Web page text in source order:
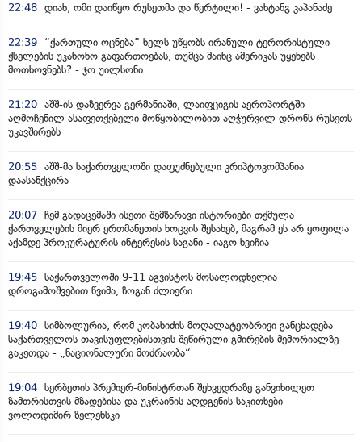
22:48 დიახ, ომი დაიწყო რუსეთმა და წერტილი! - ვახტანგ კაპანაძე
22:39
“ქართული ოცნება” ხელს უწყობს ირანული ტერორისტული
ქსელების უკანონო გაფართოებას, თუმცა მაინც ამერიკას უყენებს
მოთხოვნებს? - ჯო უილსონი
21:20 აშშ-ის დაზვერვა გერმანიაში, ლაიფციგის აეროპორტში
აღმოჩენილ ასაფეთქებელი მოწყობილობით აღჭურვილ დრონს რუსეთს
უკავშირებს
20:55 აშშ-მა საქართველოში დაფუძნებული კრიპტოკომპანია
დაასანქცირა
20:07 ჩემ გადაცემაში ისეთი შემზარავი ისტორიები თქმულა
ქართველების მიერ ერთმანეთის ხოცვის შესახებ, მაგრამ ეს არ ყოფილა
აქამდე პროკურატურის ინტერესის საგანი - იაგო ხვიჩია
19:45 საქართველოში 9-11 აგვისტოს მოსალოდნელია
დროგამოშვებით წვიმა, ზოგან ძლიერი
19:40 სიმბოლურია, რომ კობახიძის მოღალატეობრივი განცხადება
საქართველოს თავისუფლებისთვის შეწირული გმირების მემორიალზე
გაკეთდა - „ნაციონალური მოძრაობა“
19:04 სერბეთის პრემიერ-მინისტრთან შეხვედრაზე განვიხილეთ
ზამთრისთვის მზადებისა და უკრაინის აღდგენის საკითხები -
ვოლოდიმირ ზელენსკი